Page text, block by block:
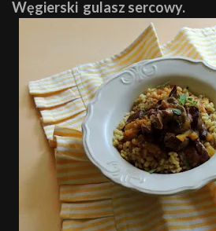
Węgierski gulasz sercowy.